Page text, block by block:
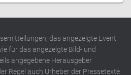
das angezeigte Event
für das angezeigte Bild- und
angegebene Herausgeber
Regel auch Urheber der Pressetexte